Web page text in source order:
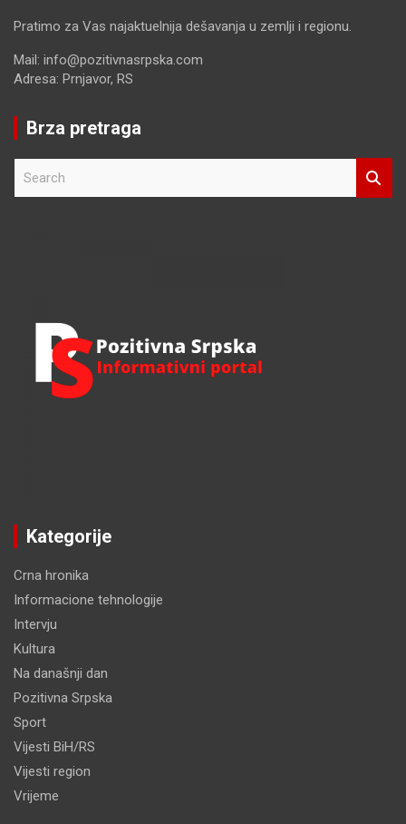
Pratimo za Vas najaktuelnija dešavanja u zemlji i regionu.
Mail: info@pozitivnasrpska.com
Adresa: Prnjavor, RS
Brza pretraga
Kategorije
Crna hronika
Informacione tehnologije
Intervju
Kultura
Na današnji dan
Pozitivna Srpska
Sport
Vijesti BiH/RS
Vijesti region
Vrijeme